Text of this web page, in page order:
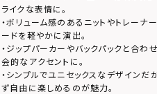
ライクな表情に。
・ボリューム感のあるニットやトレーナ
ードを軽やかに演出。
・ジップパーカーやバックパックと合わ
会的なアクセントに。
・シンプルでユニセックスなデザインだ
ず自由に楽しめるのが魅力。